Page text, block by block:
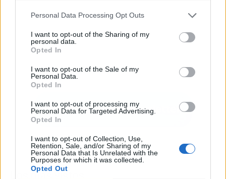
Personal Data Processing Opt Outs
I want to opt-out of the Sharing of my
personal data.
Opted In
I want to opt-out of the Sale of my
Personal Data.
Opted In
I want to opt-out of processing my
Personal Data for Targeted Advertising.
Opted In
I want to opt-out of Collection, Use,
Retention, Sale, and/or Sharing of my
Personal Data that Is Unrelated with the
Purposes for which it was collected.
Opted Out
Los más vistos